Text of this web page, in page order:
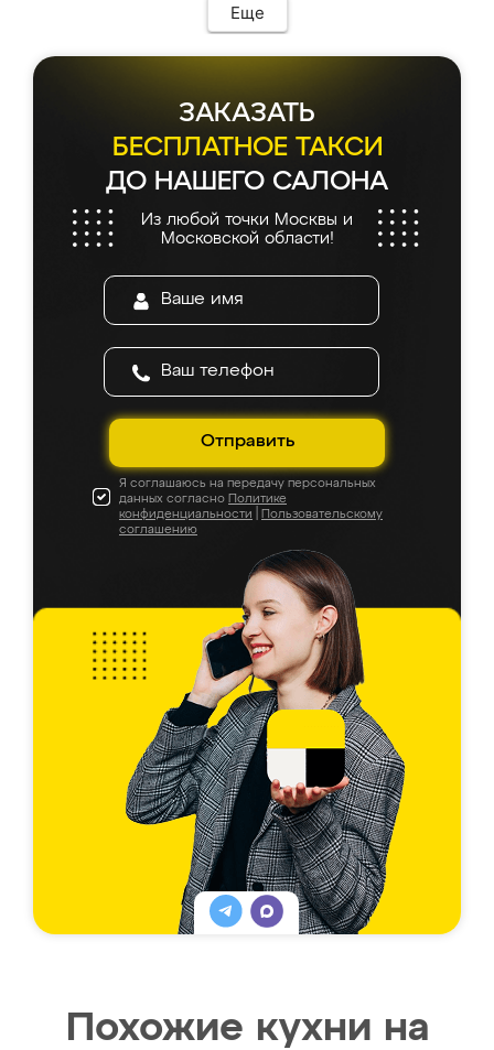
Еще
ЗАКАЗАТЬ
БЕСПЛАТНОЕ ТАКСИ
ДО НАШЕГО САЛОНА
Из любой точки Москвы и
Московской области!
Отправить
Я соглашаюсь на передачу персональных
данных согласно Политике
конфиденциальности
Пользовательскому
соглашению
Похожие кухни на